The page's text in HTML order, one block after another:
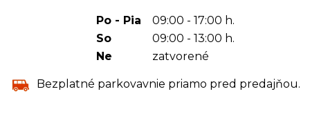
Po - Pia
09:00 - 17:00 h.
So
09:00 - 13:00 h.
Ne
zatvorené
Bezplatné parkovavnie priamo pred predajňou.